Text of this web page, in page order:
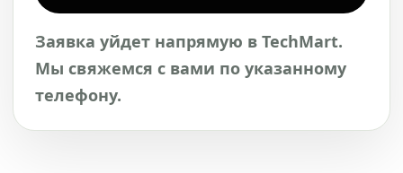
Заявка уйдет напрямую в TechMart.
Мы свяжемся с вами по указанному
телефону.